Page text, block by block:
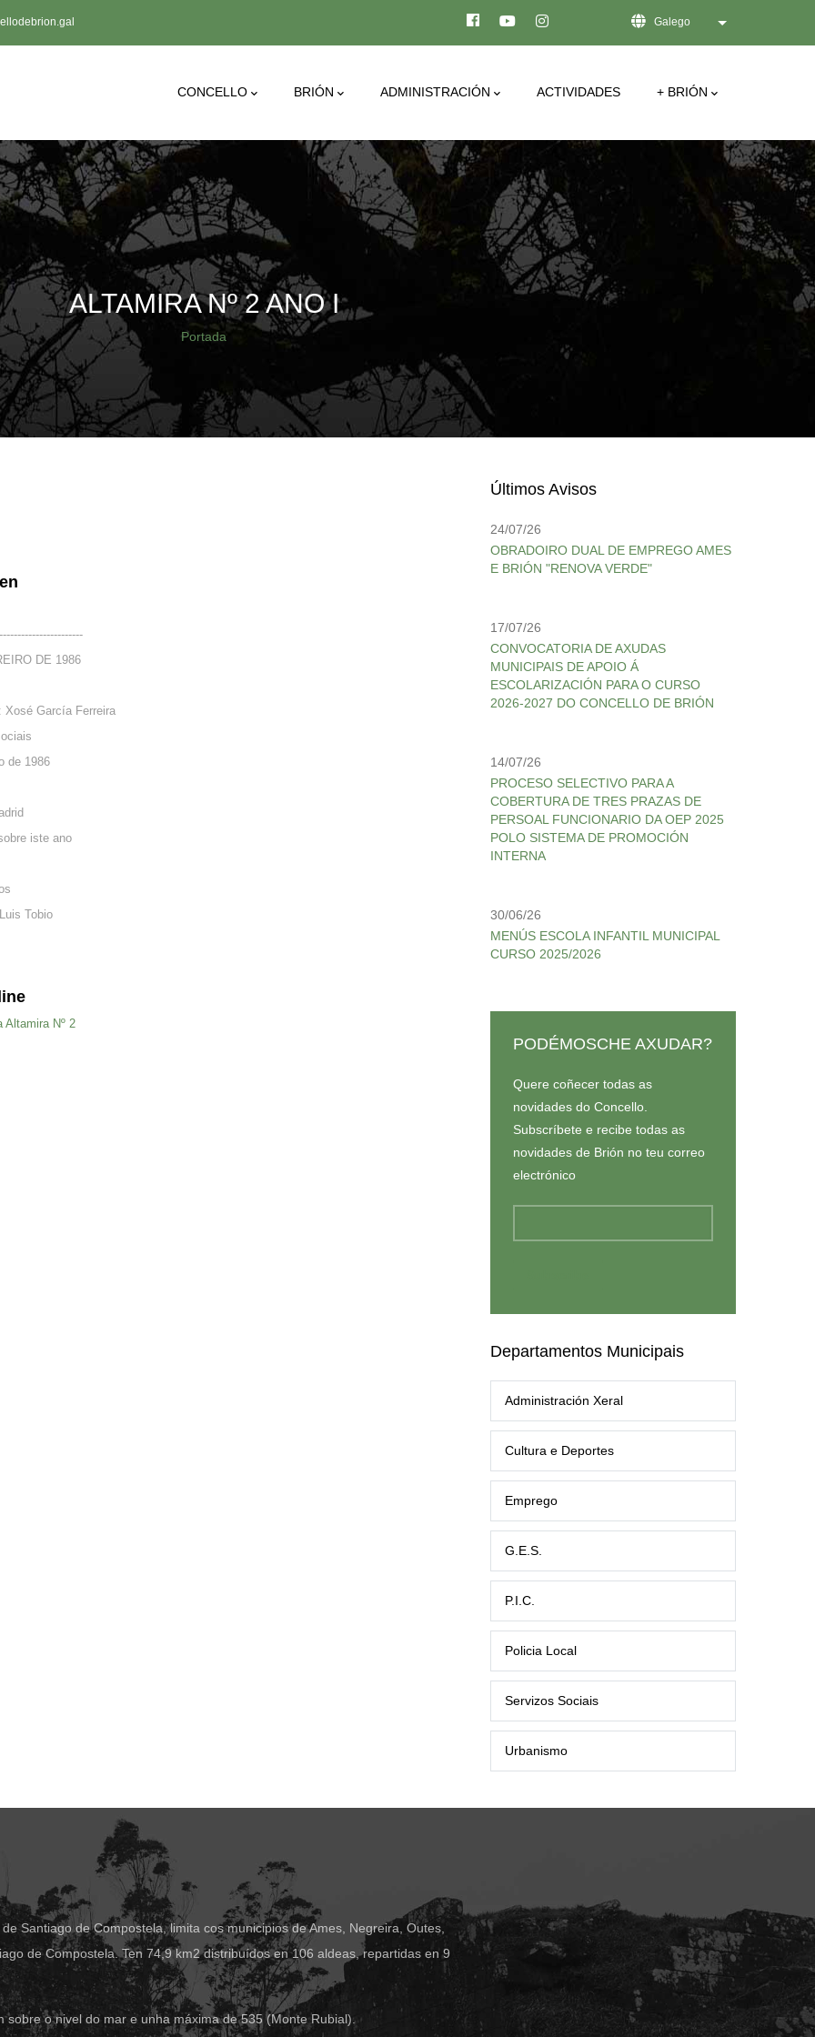
Galego List additional
Main
CONCELLO BRIÓN ADMINISTRACIÓN ACTIVIDADES + BRIÓN
ALTAMIRA Nº 2 ANO I
Breadcrumb
Portada
DE 1986
Xosé García Ferreira
de 1986
iste ano
Tobio
Altamira Nº 2
Últimos Avisos
24/07/26
OBRADOIRO DUAL DE EMPREGO AMES
E BRIÓN "RENOVA VERDE"
17/07/26
CONVOCATORIA DE AXUDAS
MUNICIPAIS DE APOIO Á
ESCOLARIZACIÓN PARA O CURSO
2026-2027 DO CONCELLO DE BRIÓN
14/07/26
PROCESO SELECTIVO PARA A
COBERTURA DE TRES PRAZAS DE
PERSOAL FUNCIONARIO DA OEP 2025
POLO SISTEMA DE PROMOCIÓN
INTERNA
30/06/26
MENÚS ESCOLA INFANTIL MUNICIPAL
CURSO 2025/2026
PODÉMOSCHE AXUDAR?
Quere coñecer todas as
novidades do Concello.
Subscríbete e recibe todas as
novidades de Brión no teu correo
electrónico
Departamentos Municipais
Administración Xeral
Cultura e Deportes
Emprego
G.E.S.
P.I.C.
Policia Local
Servizos Sociais
Urbanismo
Santiago de Compostela, limita cos municipios de Ames, Negreira, Outes,
de Compostela. Ten 74,9 km2 distribuídos en 106 aldeas, repartidas en 9
o nivel do mar e unha máxima de 535 (Monte Rubial).